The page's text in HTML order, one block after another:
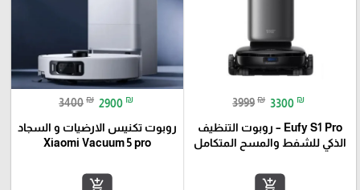
3999 ₪ 3300 ₪
Eufy S1 Pro – روبوت التنظيف
الذكي للشفط والمسح المتكامل
add_shopping_cart
3400 ₪ 2900 ₪
روبوت تكنيس الارضيات و السجاد
Xiaomi Vacuum 5 pro
add_shopping_cart